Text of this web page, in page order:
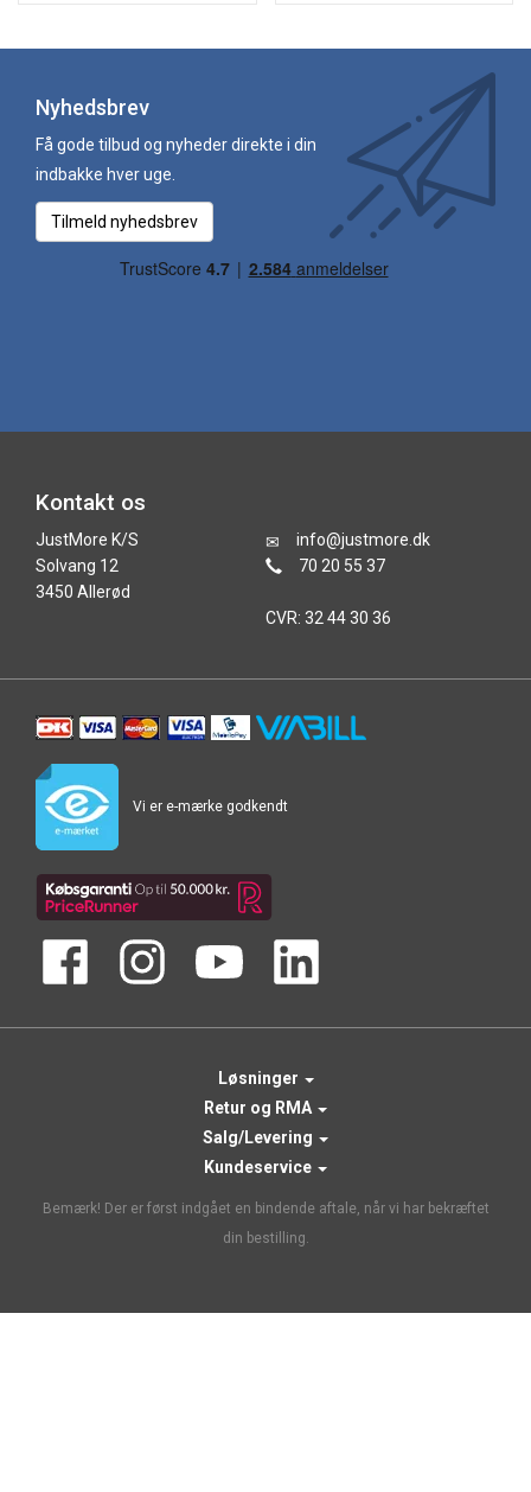
Nyhedsbrev
Få gode tilbud og nyheder direkte i din
indbakke hver uge.
Tilmeld nyhedsbrev
Kontakt os
JustMore K/S
Solvang 12
3450 Allerød
info@justmore.dk
70 20 55 37
CVR: 32 44 30 36
Vi er e-mærke godkendt
Løsninger
Retur og RMA
Salg/Levering
Kundeservice
Bemærk! Der er først indgået en bindende aftale, når vi har bekræftet
din bestilling.